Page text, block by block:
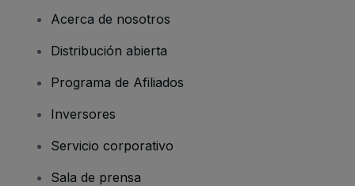
Acerca de nosotros
Distribución abierta
Programa de Afiliados
Inversores
Servicio corporativo
Sala de prensa